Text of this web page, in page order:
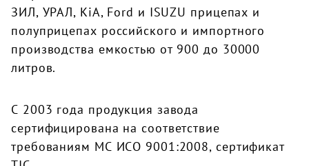
ЗИЛ, УРАЛ, KiA, Ford и ISUZU прицепах и
полуприцепах российского и импортного
производства емкостью от 900 до 30000
литров.
С 2003 года продукция завода
сертифицирована на соответствие
требованиям МС ИСО 9001:2008, сертификат